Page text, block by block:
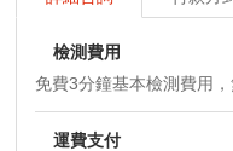
檢測費用
免費3分鐘基本檢測費用
運費支付